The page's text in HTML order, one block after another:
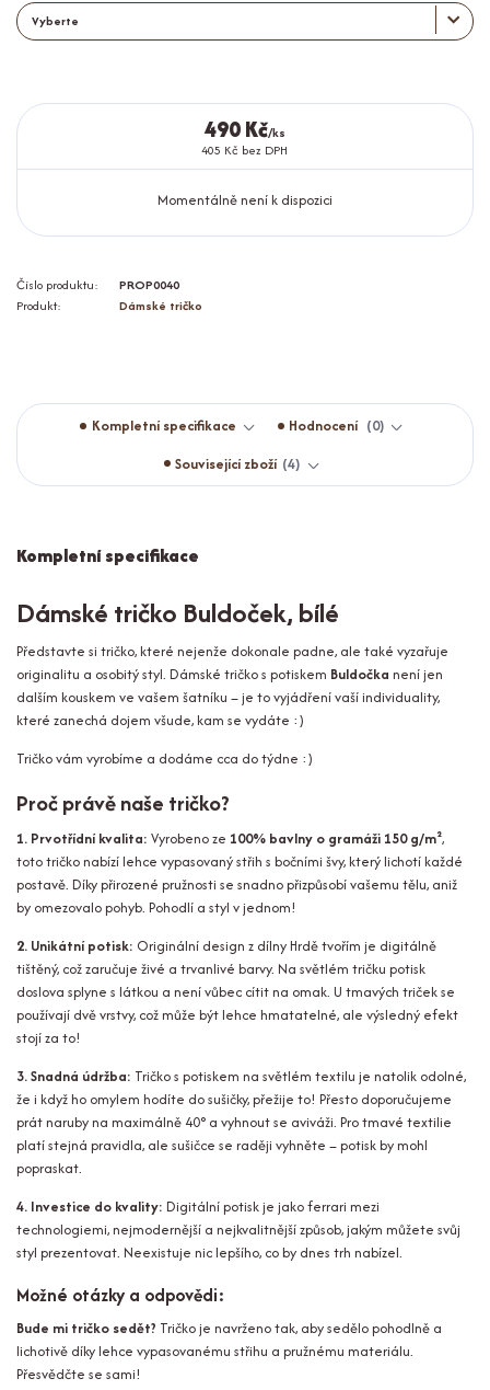
490 Kč/ks
405 Kč bez DPH
Momentálně není k dispozici
Číslo produktu:
PROP0040
Produkt:
Dámské tričko
Kompletní specifikace Hodnocení
0
Související zboží 4
Kompletní specifikace
Dámské tričko Buldoček, bílé
Představte si tričko, které nejenže dokonale padne, ale také vyzařuje
originalitu a osobitý styl. Dámské tričko s potiskem Buldočka není jen
dalším kouskem ve vašem šatníku – je to vyjádření vaší individuality,
které zanechá dojem všude, kam se vydáte :)
Tričko vám vyrobíme a dodáme cca do týdne :)
Proč právě naše tričko?
1. Prvotřídní kvalita: Vyrobeno ze 100% bavlny o gramáži 150 g/m²,
toto tričko nabízí lehce vypasovaný střih s bočními švy, který lichotí každé
postavě. Díky přirozené pružnosti se snadno přizpůsobí vašemu tělu, aniž
by omezovalo pohyb. Pohodlí a styl v jednom!
2. Unikátní potisk: Originální design z dílny Hrdě tvořím je digitálně
tištěný, což zaručuje živé a trvanlivé barvy. Na světlém tričku potisk
doslova splyne s látkou a není vůbec cítit na omak. U tmavých triček se
používají dvě vrstvy, což může být lehce hmatatelné, ale výsledný efekt
stojí za to!
3. Snadná údržba: Tričko s potiskem na světlém textilu je natolik odolné,
že i když ho omylem hodíte do sušičky, přežije to! Přesto doporučujeme
prát naruby na maximálně 40° a vyhnout se aviváži. Pro tmavé textilie
platí stejná pravidla, ale sušičce se raději vyhněte – potisk by mohl
popraskat.
4. Investice do kvality: Digitální potisk je jako ferrari mezi
technologiemi, nejmodernější a nejkvalitnější způsob, jakým můžete svůj
styl prezentovat. Neexistuje nic lepšího, co by dnes trh nabízel.
Možné otázky a odpovědi:
Bude mi tričko sedět? Tričko je navrženo tak, aby sedělo pohodlně a
lichotivě díky lehce vypasovanému střihu a pružnému materiálu.
Přesvědčte se sami!